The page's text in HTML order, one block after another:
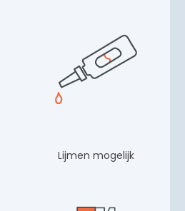
Lijmen mogelijk